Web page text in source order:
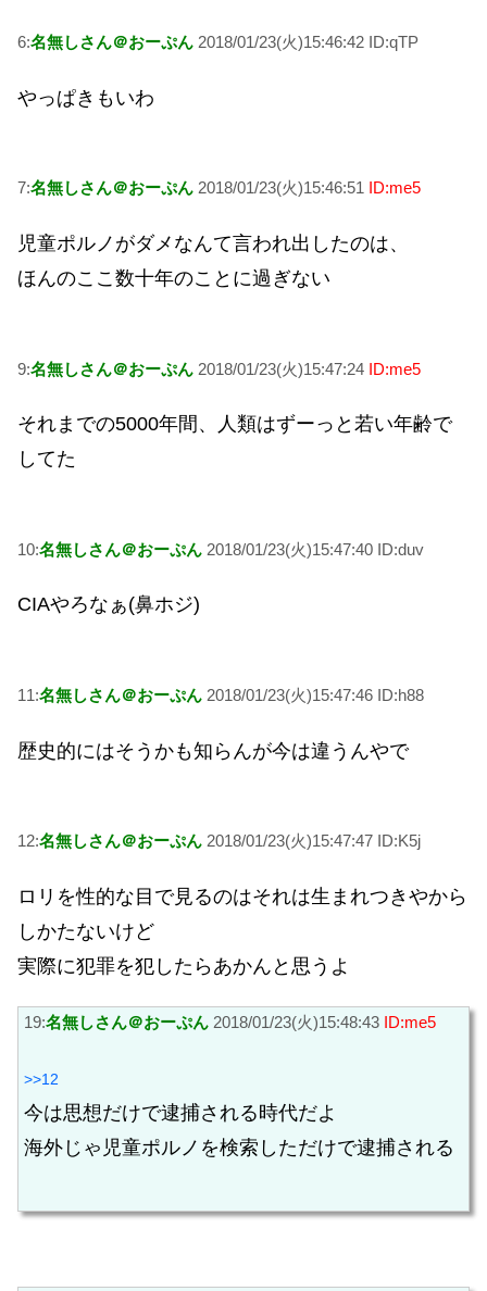
6:名無しさん＠おーぷん 2018/01/23(火)15:46:42 ID:qTP
やっぱきもいわ
7:名無しさん＠おーぷん 2018/01/23(火)15:46:51 ID:me5
児童ポルノがダメなんて言われ出したのは、
ほんのここ数十年のことに過ぎない
9:名無しさん＠おーぷん 2018/01/23(火)15:47:24 ID:me5
それまでの5000年間、人類はずーっと若い年齢で
してた
10:名無しさん＠おーぷん 2018/01/23(火)15:47:40 ID:duv
CIAやろなぁ(鼻ホジ)
11:名無しさん＠おーぷん 2018/01/23(火)15:47:46 ID:h88
歴史的にはそうかも知らんが今は違うんやで
12:名無しさん＠おーぷん 2018/01/23(火)15:47:47 ID:K5j
ロリを性的な目で見るのはそれは生まれつきやから
しかたないけど
実際に犯罪を犯したらあかんと思うよ
19:名無しさん＠おーぷん 2018/01/23(火)15:48:43 ID:me5
>>12
今は思想だけで逮捕される時代だよ
海外じゃ児童ポルノを検索しただけで逮捕される